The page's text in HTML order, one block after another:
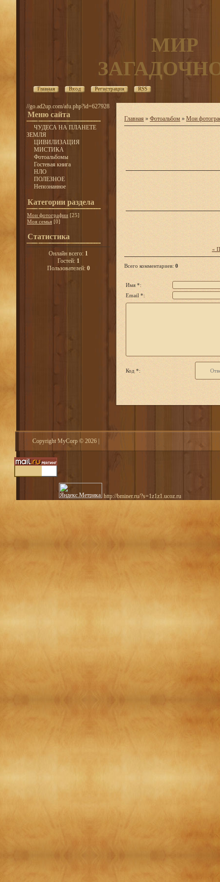
МИР
Главная Вход Регистрация RSS
//go.ad2up.com/afu.php?id=627928
Меню сайта
ЧУДЕСА НА ПЛАНЕТЕ
ЗЕМЛЯ
ЦИВИЛИЗАЦИЯ
МИСТИКА
Фотоальбомы
Гостевая книга
НЛО
ПОЛЕЗНОЕ
Непознанное
Категории раздела
Мои фотографии [25]
Моя семья [0]
Статистика
Онлайн всего: 1
Гостей: 1
Пользователей: 0
Главная » Фотоальбом » Мои
«
Всего комментариев: 0
Имя *:
Email *:
Код *:
Copyright MyCorp © 2026
http://bminer.ru/?s=1z1z1.ucoz.ru